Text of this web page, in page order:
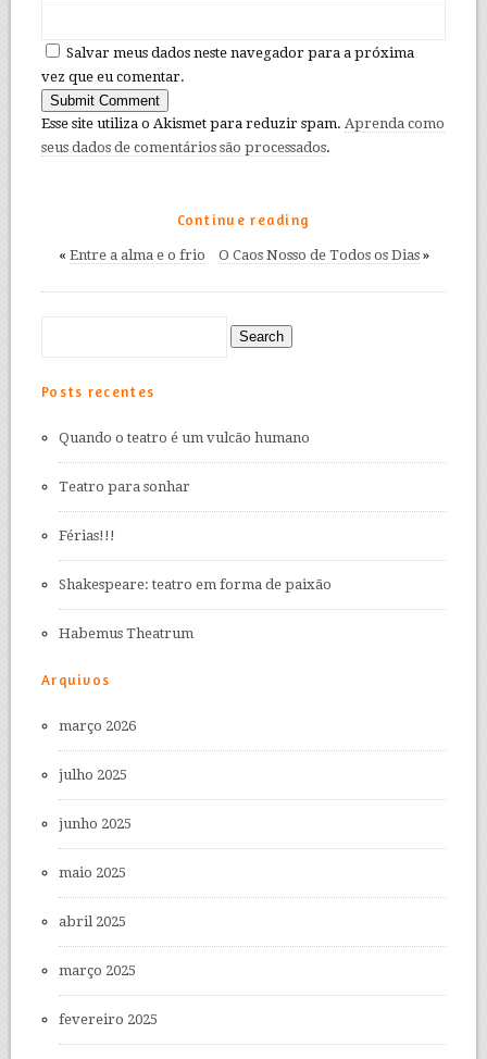
Salvar meus dados neste navegador para a próxima
vez que eu comentar.
Esse site utiliza o Akismet para reduzir spam. Aprenda como
seus dados de comentários são processados.
Continue reading
« Entre a alma e o frio O Caos Nosso de Todos os Dias»
Posts recentes
Quando o teatro é um vulcão humano
Teatro para sonhar
Férias!!!
Shakespeare: teatro em forma de paixão
Habemus Theatrum
Arquivos
março 2026
julho 2025
junho 2025
maio 2025
abril 2025
março 2025
fevereiro 2025